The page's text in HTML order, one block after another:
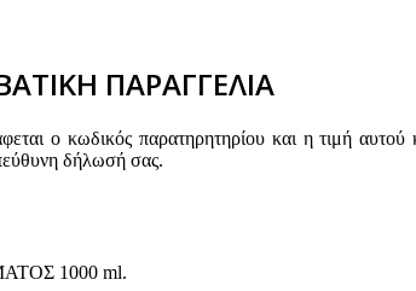
ΠΑΡΑΓΓΕΛΙΑ
ο κωδικός παρατηρητηρίου και η τιμή
δήλωσή σας.
1000 ml.